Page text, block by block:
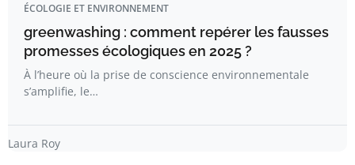
ÉCOLOGIE ET ENVIRONNEMENT
greenwashing : comment repérer les fausses
promesses écologiques en 2025 ?
À l’heure où la prise de conscience environnementale
s’amplifie, le…
Laura Roy